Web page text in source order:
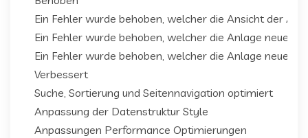
Ein Fehler wurde behoben, welcher die Ansicht der
Ein Fehler wurde behoben, welcher die Anlage neuer
Ein Fehler wurde behoben, welcher die Anlage neuer
Verbessert
Suche, Sortierung und Seitennavigation optimiert
Anpassung der Datenstruktur Style
Anpassungen Performance Optimierungen